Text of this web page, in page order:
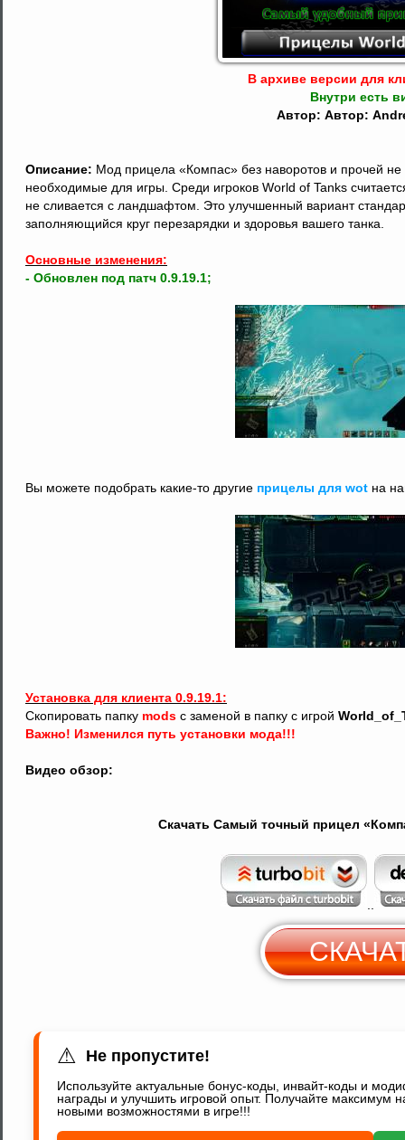
В архиве версии для
Внутри есть
Автор: Автор:
Описание: Мод прицела «Компас» без наворотов и прочей
необходимые для игры. Среди игроков World of Tanks
не сливается с ландшафтом. Это улучшенный вариант
заполняющийся круг перезарядки и здоровья вашего танка.
Основные изменения:
- Обновлен под патч 0.9.19.1;
Вы можете подобрать какие-то другие прицелы для wot на
Установка для клиента 0.9.19.1:
Скопировать папку mods с заменой в папку с игрой
Важно! Изменился путь установки мода!!!
Видео обзор:
Скачать Самый точный прицел
⚠ Не пропустите!
Используйте актуальные бонус-коды, инвайт-коды и
награды и улучшить игровой опыт. Получайте максимум
новыми возможностями в игре!!!